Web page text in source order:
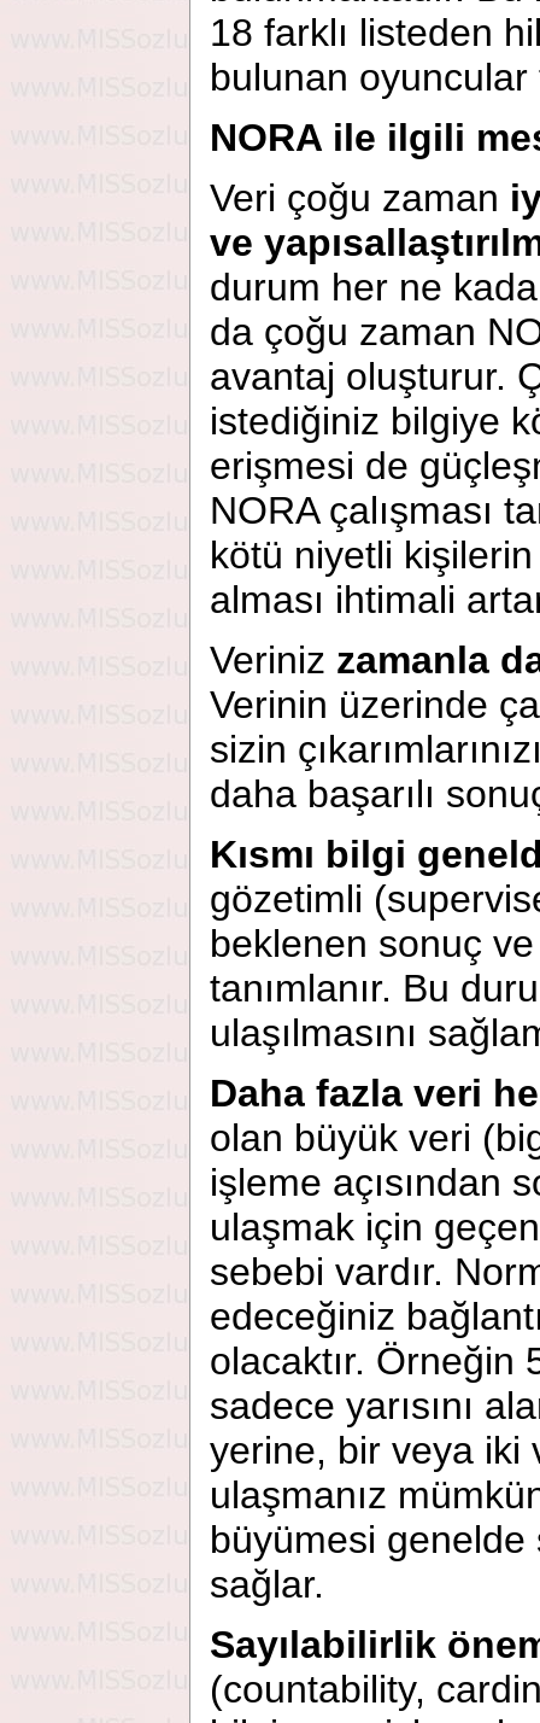
18 farklı listeden
bulunan
NORA ile ilgili
Veri çoğu zaman
ve
durum her ne
da çoğu zaman
avantaj oluşturur.
istediğiniz bilgiye
erişmesi de
NORA çalışması
kötü niyetli
alması ihtimali
Veriniz zamanla
Verinin üzerinde
sizin
daha başarılı
Kısmı bilgi
gözetimli
beklenen sonuç
tanımlanır. Bu
ulaşılmasını
Daha fazla veri
olan büyük veri
işleme açısından
ulaşmak için
sebebi vardır.
edeceğiniz
olacaktır. Örneğin
sadece yarısını
yerine, bir veya iki
ulaşmanız
büyümesi genelde
sağlar.
Sayılabilirlik
(countability,